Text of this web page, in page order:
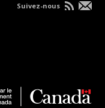
Suivez-nous